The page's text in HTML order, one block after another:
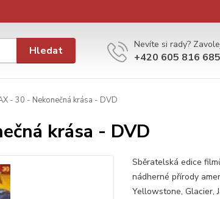
Hledat Nevíte si rady?
+420 605 816 685
- 30 - Nekonečná krása - DVD
krása - DVD
Sběratelská edice
nádherné přírody
Yellowstone, Glacier,